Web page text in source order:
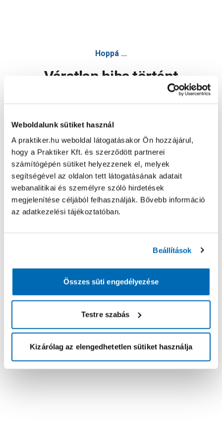
Weboldalunk sütiket használ
A praktiker.hu weboldal látogatásakor Ön hozzájárul,
hogy a Praktiker Kft. és szerződött partnerei
számítógépén sütiket helyezzenek el, melyek
segítségével az oldalon tett látogatásának adatait
webanalitikai és személyre szóló hirdetések
megjelenítése céljából felhasználják. Bővebb információ
az adatkezelési tájékoztatóban.
Beállítások
Összes süti engedélyezése
Testre szabás
Kizárólag az elengedhetetlen sütiket használja
Hoppá ...
Váratlan hiba történt
Oldal újratöltése